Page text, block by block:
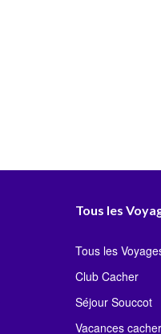
Tous les
Tous les
Club Cacher
Séjour Souccot
Vacances